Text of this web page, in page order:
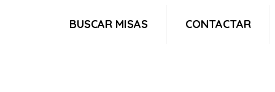
BUSCAR MISAS CONTACTAR